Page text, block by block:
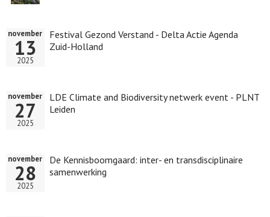
Festival Gezond Verstand - Delta Actie Agenda
Zuid-Holland
november
13
2025
LDE Climate and Biodiversity netwerk event - PLNT
Leiden
november
27
2025
De Kennisboomgaard: inter- en transdisciplinaire
samenwerking
november
28
2025